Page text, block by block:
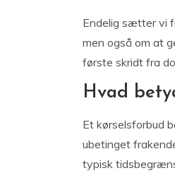
Endelig sætter vi
men også om at
første skridt fra
Hvad
Et kørselsforbud
ubetinget
typisk